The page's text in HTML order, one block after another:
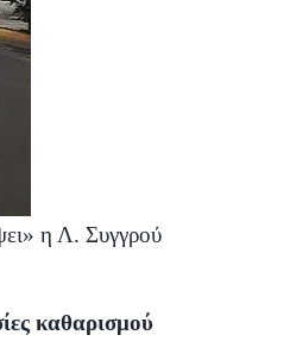
η Λ. Συγγρού
καθαρισμού